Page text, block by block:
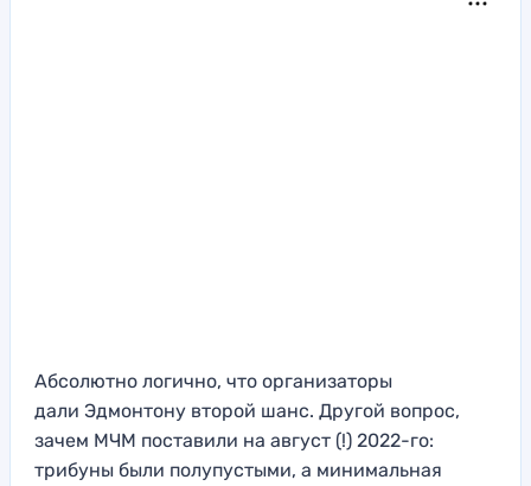
Абсолютно логично, что организаторы
дали Эдмонтону второй шанс. Другой вопрос,
зачем МЧМ поставили на август (!) 2022-го:
трибуны были полупустыми, а минимальная